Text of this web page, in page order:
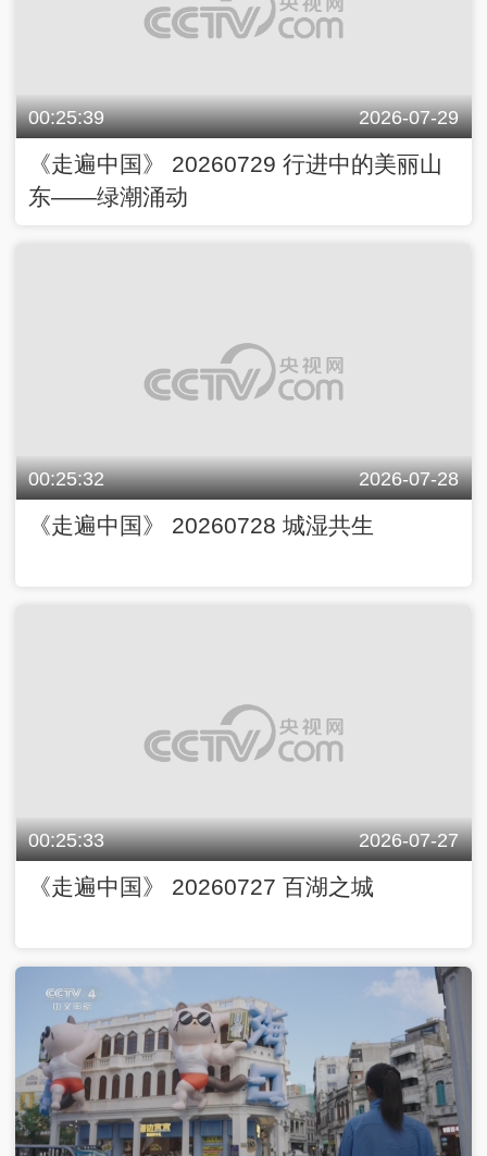
00:25:39 2026-07-29
《走遍中国》 20260729 行进中的美丽山
东——绿潮涌动
00:25:32 2026-07-28
《走遍中国》 20260728 城湿共生
00:25:33 2026-07-27
《走遍中国》 20260727 百湖之城